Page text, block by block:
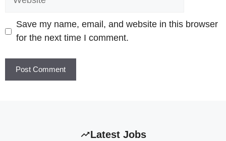
Save my name, email, and website in this browser
for the next time I comment.
Latest Jobs